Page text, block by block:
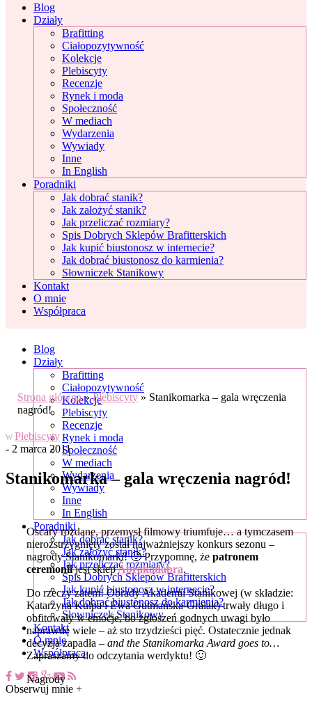
Blog
Działy
Brafitting
Ciałopozytywność
Kolekcje
Plebiscyty
Recenzje
Rynek i moda
Społeczność
W mediach
Wydarzenia
Wywiady
Inne
In English
Poradniki
Jak dobrać stanik?
Jak założyć stanik?
Jak przeliczać rozmiary?
Spis Dobrych Sklepów Brafitterskich
Jak kupić biustonosz w internecie?
Jak dobrać biustonosz do karmienia?
Słowniczek Stanikowy
Kontakt
O mnie
Współpraca
Blog
Działy
Brafitting
Ciałopozytywność
Kolekcje
Plebiscyty
Recenzje
Rynek i moda
Społeczność
W mediach
Wydarzenia
Wywiady
Inne
In English
Poradniki
Jak dobrać stanik?
Jak założyć stanik?
Jak przeliczać rozmiary?
Spis Dobrych Sklepów Brafitterskich
Jak kupić biustonosz w internecie?
Jak dobrać biustonosz do karmienia?
Słowniczek Stanikowy
Kontakt
O mnie
Współpraca
Obserwuj mnie +
Strona główna»Plebiscyty » Stanikomarka – gala wręczenia
nagród!
W Plebiscyty
- 2 marca 2011
Stanikomarka – gala wręczenia nagród!
Oscary rozdane, przemysł filmowy triumfuje… a tymczasem
nierozstrzygnięty został najważniejszy konkurs sezonu –
nagrody Stanikomarki! 🙂 Przypomnę, że patronem
ceremoniijest sklepAbrakadabra.
Do rzeczy zatem! Obrady Akademii Stanikowej (w składzie:
Katarzyna Kulpa i Ewa Gutmańska-Gralak) trwały długo i
obfitowały w emocje, bo zgłoszeń godnych uwagi było
naprawdę wiele – aż sto trzydzieści pięć. Ostatecznie jednak
decyzja zapadła – and the Stanikomarka Award goes to…
Zapraszamy do odczytania werdyktu! 🙂
Nagrody